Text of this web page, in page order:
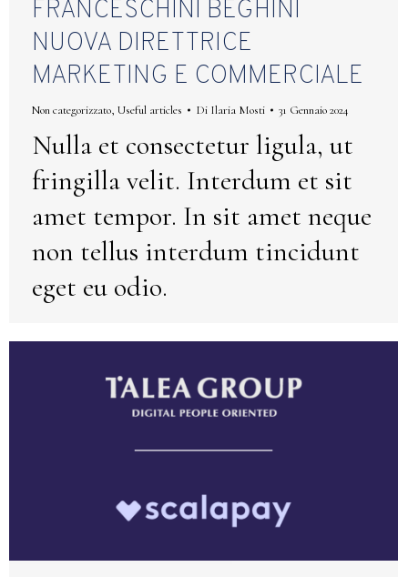
FRANCESCHINI BEGHINI
NUOVA DIRETTRICE
MARKETING E COMMERCIALE
Non categorizzato, Useful articles Di Ilaria Mosti 31 Gennaio 2024
Nulla et consectetur ligula, ut
fringilla velit. Interdum et sit
amet tempor. In sit amet neque
non tellus interdum tincidunt
eget eu odio.